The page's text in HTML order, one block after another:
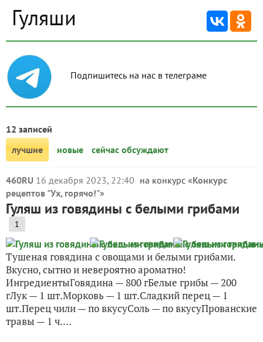
Гуляши
Подпишитесь на нас в телеграме
12 записей
лучшие
новые сейчас обсуждают
460RU 16 декабря 2023, 22:40 на конкурс «Конкурс
рецептов "Ух, горячо!"»
Гуляш из говядины с белыми грибами
1
Тушеная говядина с овощами и белыми грибами.
Вкусно, сытно и невероятно ароматно!
ИнгредиентыГовядина — 800 гБелые грибы — 200
гЛук — 1 шт.Морковь — 1 шт.Сладкий перец — 1
шт.Перец чили — по вкусуСоль — по вкусуПрованские
травы — 1 ч....